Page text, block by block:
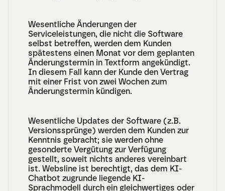
Wesentliche Änderungen der
Serviceleistungen, die nicht die Software
selbst betreffen, werden dem Kunden
spätestens einen Monat vor dem geplanten
Änderungstermin in Textform angekündigt.
In diesem Fall kann der Kunde den Vertrag
mit einer Frist von zwei Wochen zum
Änderungstermin kündigen.
Wesentliche Updates der Software (z.B.
Versionssprünge) werden dem Kunden zur
Kenntnis gebracht; sie werden ohne
gesonderte Vergütung zur Verfügung
gestellt, soweit nichts anderes vereinbart
ist. Websline ist berechtigt, das dem KI-
Chatbot zugrunde liegende KI-
Sprachmodell durch ein gleichwertiges oder